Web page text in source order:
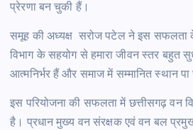
प्रेरणा बन चुकी हैं।
समूह की अध्यक्ष सरोज पटेल ने इस सफलता
विभाग के सहयोग से हमारा जीवन स्तर बहुत
आत्मनिर्भर हैं और समाज में सम्मानित स्थान
इस परियोजना की सफलता में छत्तीसगढ़ वन
है। प्रधान मुख्य वन संरक्षक एवं वन बल प्रमुख